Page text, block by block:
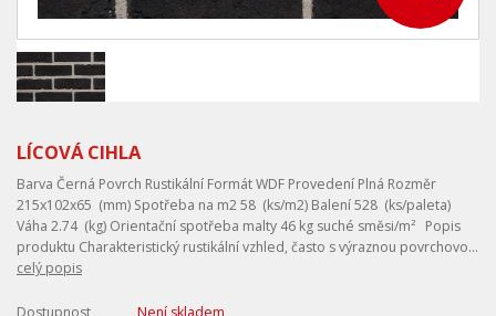
LÍCOVÁ CIHLA
Barva Černá Povrch Rustikální Formát WDF Provedení Plná Rozměr
215x102x65 (mm) Spotřeba na m2 58 (ks/m2) Balení 528 (ks/paleta)
Váha 2.74 (kg) Orientační spotřeba malty 46 kg suché směsi/m² Popis
produktu Charakteristický rustikální vzhled, často s výraznou povrchovo...
celý popis